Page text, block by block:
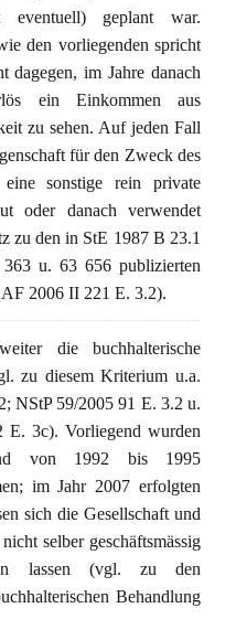
eventuell) geplant war.
den vorliegenden spricht
dagegen, im Jahre danach
ein Einkommen aus
zu sehen. Auf jeden Fall
für den Zweck des
sonstige rein private
oder danach verwendet
zu den in StE 1987 B 23.1
u. 63 656 publizierten
2006 II 221 E. 3.2).
die buchhalterische
zu diesem Kriterium u.a.
NStP 59/2005 91 E. 3.2 u.
3c). Vorliegend wurden
von 1992 bis 1995
im Jahr 2007 erfolgten
sich die Gesellschaft und
selber geschäftsmässig
lassen (vgl. zu den
Behandlung